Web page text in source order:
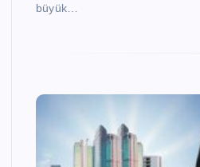
büyük…